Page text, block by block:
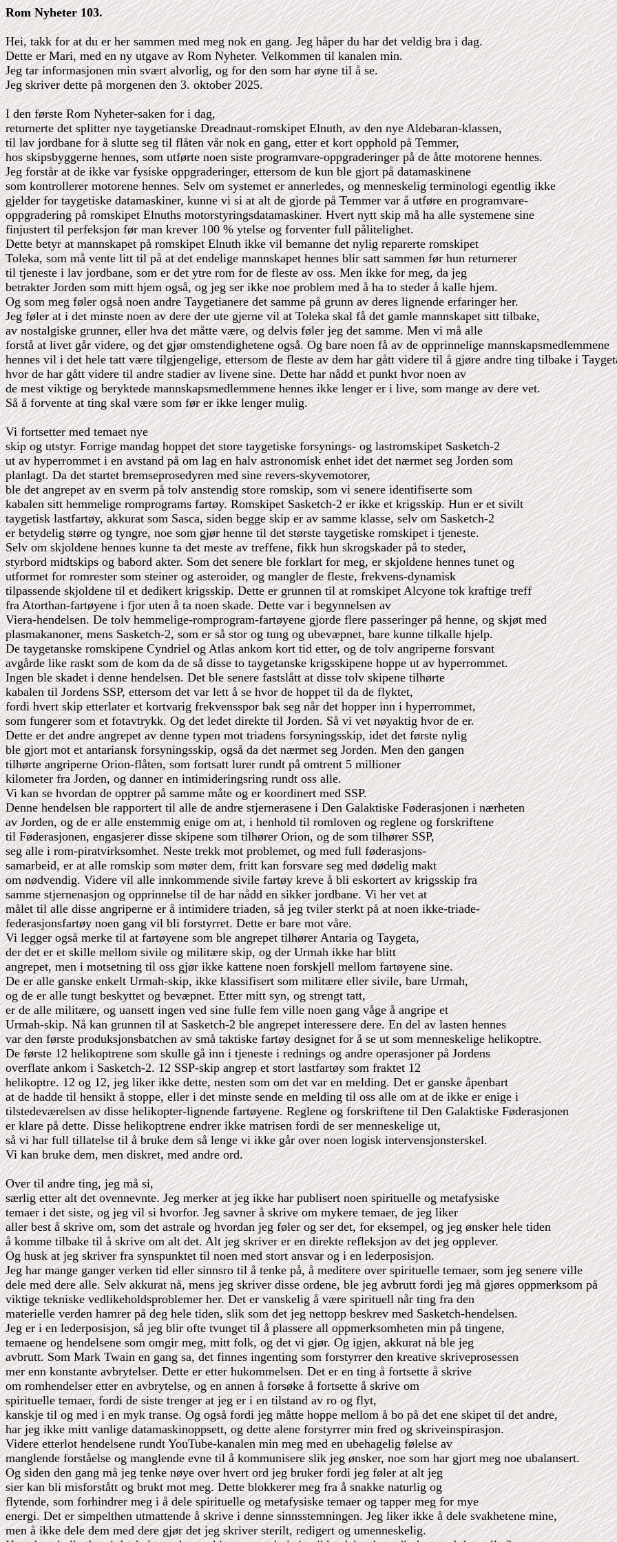
Rom Nyheter 103.
Hei, takk for at du er her sammen med meg nok en gang. Jeg håper du har det veldig bra i dag.
Dette er Mari, med en ny utgave av Rom Nyheter. Velkommen til kanalen min.
Jeg tar informasjonen min svært alvorlig, og for den som har øyne til å se.
Jeg skriver dette på morgenen den 3. oktober 2025.
I den første Rom Nyheter-saken for i dag,
returnerte det splitter nye taygetianske Dreadnaut-romskipet Elnuth, av den nye Aldebaran-klassen,
til lav jordbane for å slutte seg til flåten vår nok en gang, etter et kort opphold på Temmer,
hos skipsbyggerne hennes, som utførte noen siste programvare-oppgraderinger på de åtte motorene hennes.
Jeg forstår at de ikke var fysiske oppgraderinger, ettersom de kun ble gjort på datamaskinene
som kontrollerer motorene hennes. Selv om systemet er annerledes, og menneskelig terminologi egentlig ikke
gjelder for taygetiske datamaskiner, kunne vi si at alt de gjorde på Temmer var å utføre en programvare-
oppgradering på romskipet Elnuths motorstyringsdatamaskiner. Hvert nytt skip må ha alle systemene sine
finjustert til perfeksjon før man krever 100 % ytelse og forventer full pålitelighet.
Dette betyr at mannskapet på romskipet Elnuth ikke vil bemanne det nylig reparerte romskipet
Toleka, som må vente litt til på at det endelige mannskapet hennes blir satt sammen før hun returnerer
til tjeneste i lav jordbane, som er det ytre rom for de fleste av oss. Men ikke for meg, da jeg
betrakter Jorden som mitt hjem også, og jeg ser ikke noe problem med å ha to steder å kalle hjem.
Og som meg føler også noen andre Taygetianere det samme på grunn av deres lignende erfaringer her.
Jeg føler at i det minste noen av dere der ute gjerne vil at Toleka skal få det gamle mannskapet sitt tilbake,
av nostalgiske grunner, eller hva det måtte være, og delvis føler jeg det samme. Men vi må alle
forstå at livet går videre, og det gjør omstendighetene også. Og bare noen få av de opprinnelige mannskapsmedlemmene
hennes vil i det hele tatt være tilgjengelige, ettersom de fleste av dem har gått videre til å gjøre andre ting tilbake i
hvor de har gått videre til andre stadier av livene sine. Dette har nådd et punkt hvor noen av
de mest viktige og beryktede mannskapsmedlemmene hennes ikke lenger er i live, som mange av dere vet.
Så å forvente at ting skal være som før er ikke lenger mulig.
Vi fortsetter med temaet nye
skip og utstyr. Forrige mandag hoppet det store taygetiske forsynings- og lastromskipet Sasketch-2
ut av hyperrommet i en avstand på om lag en halv astronomisk enhet idet det nærmet seg Jorden som
planlagt. Da det startet bremseprosedyren med sine revers-skyvemotorer,
ble det angrepet av en sverm på tolv anstendig store romskip, som vi senere identifiserte som
kabalen sitt hemmelige romprograms fartøy. Romskipet Sasketch-2 er ikke et krigsskip. Hun er et sivilt
taygetisk lastfartøy, akkurat som Sasca, siden begge skip er av samme klasse, selv om Sasketch-2
er betydelig større og tyngre, noe som gjør henne til det største taygetiske romskipet i tjeneste.
Selv om skjoldene hennes kunne ta det meste av treffene, fikk hun skrogskader på to steder,
styrbord midtskips og babord akter. Som det senere ble forklart for meg, er skjoldene hennes tunet og
utformet for romrester som steiner og asteroider, og mangler de fleste, frekvens-dynamisk
tilpassende skjoldene til et dedikert krigsskip. Dette er grunnen til at romskipet Alcyone tok kraftige treff
fra Atorthan-fartøyene i fjor uten å ta noen skade. Dette var i begynnelsen av
Viera-hendelsen. De tolv hemmelige-romprogram-fartøyene gjorde flere passeringer på henne, og skjøt med
plasmakanoner, mens Sasketch-2, som er så stor og tung og ubevæpnet, bare kunne tilkalle hjelp.
De taygetanske romskipene Cyndriel og Atlas ankom kort tid etter, og de tolv angriperne forsvant
avgårde like raskt som de kom da de så disse to taygetanske krigsskipene hoppe ut av hyperrommet.
Ingen ble skadet i denne hendelsen. Det ble senere fastslått at disse tolv skipene tilhørte
kabalen til Jordens SSP, ettersom det var lett å se hvor de hoppet til da de flyktet,
fordi hvert skip etterlater et kortvarig frekvensspor bak seg når det hopper inn i hyperrommet,
som fungerer som et fotavtrykk. Og det ledet direkte til Jorden. Så vi vet nøyaktig hvor de er.
Dette er det andre angrepet av denne typen mot triadens forsyningsskip, idet det første nylig
ble gjort mot et antariansk forsyningsskip, også da det nærmet seg Jorden. Men den gangen
tilhørte angriperne Orion-flåten, som fortsatt lurer rundt på omtrent 5 millioner
kilometer fra Jorden, og danner en intimideringsring rundt oss alle.
Vi kan se hvordan de opptrer på samme måte og er koordinert med SSP.
Denne hendelsen ble rapportert til alle de andre stjernerasene i Den Galaktiske Føderasjonen i nærheten
av Jorden, og de er alle enstemmig enige om at, i henhold til romloven og reglene og forskriftene
til Føderasjonen, engasjerer disse skipene som tilhører Orion, og de som tilhører SSP,
seg alle i rom-piratvirksomhet. Neste trekk mot problemet, og med full føderasjons-
samarbeid, er at alle romskip som møter dem, fritt kan forsvare seg med dødelig makt
om nødvendig. Videre vil alle innkommende sivile fartøy kreve å bli eskortert av krigsskip fra
samme stjernenasjon og opprinnelse til de har nådd en sikker jordbane. Vi her vet at
målet til alle disse angriperne er å intimidere triaden, så jeg tviler sterkt på at noen ikke-triade-
federasjonsfartøy noen gang vil bli forstyrret. Dette er bare mot våre.
Vi legger også merke til at fartøyene som ble angrepet tilhører Antaria og Taygeta,
der det er et skille mellom sivile og militære skip, og der Urmah ikke har blitt
angrepet, men i motsetning til oss gjør ikke kattene noen forskjell mellom fartøyene sine.
De er alle ganske enkelt Urmah-skip, ikke klassifisert som militære eller sivile, bare Urmah,
og de er alle tungt beskyttet og bevæpnet. Etter mitt syn, og strengt tatt,
er de alle militære, og uansett ingen ved sine fulle fem ville noen gang våge å angripe et
Urmah-skip. Nå kan grunnen til at Sasketch-2 ble angrepet interessere dere. En del av lasten hennes
var den første produksjonsbatchen av små taktiske fartøy designet for å se ut som menneskelige helikoptre.
De første 12 helikoptrene som skulle gå inn i tjeneste i rednings og andre operasjoner på Jordens
overflate ankom i Sasketch-2. 12 SSP-skip angrep et stort lastfartøy som fraktet 12
helikoptre. 12 og 12, jeg liker ikke dette, nesten som om det var en melding. Det er ganske åpenbart
at de hadde til hensikt å stoppe, eller i det minste sende en melding til oss alle om at de ikke er enige i
tilstedeværelsen av disse helikopter-lignende fartøyene. Reglene og forskriftene til Den Galaktiske Føderasjonen
er klare på dette. Disse helikoptrene endrer ikke matrisen fordi de ser menneskelige ut,
så vi har full tillatelse til å bruke dem så lenge vi ikke går over noen logisk intervensjonsterskel.
Vi kan bruke dem, men diskret, med andre ord.
Over til andre ting, jeg må si,
særlig etter alt det ovennevnte. Jeg merker at jeg ikke har publisert noen spirituelle og metafysiske
temaer i det siste, og jeg vil si hvorfor. Jeg savner å skrive om mykere temaer, de jeg liker
aller best å skrive om, som det astrale og hvordan jeg føler og ser det, for eksempel, og jeg ønsker hele tiden
å komme tilbake til å skrive om alt det. Alt jeg skriver er en direkte refleksjon av det jeg opplever.
Og husk at jeg skriver fra synspunktet til noen med stort ansvar og i en lederposisjon.
Jeg har mange ganger verken tid eller sinnsro til å tenke på, å meditere over spirituelle temaer, som jeg senere ville
dele med dere alle. Selv akkurat nå, mens jeg skriver disse ordene, ble jeg avbrutt fordi jeg må gjøres oppmerksom på
viktige tekniske vedlikeholdsproblemer her. Det er vanskelig å være spirituell når ting fra den
materielle verden hamrer på deg hele tiden, slik som det jeg nettopp beskrev med Sasketch-hendelsen.
Jeg er i en lederposisjon, så jeg blir ofte tvunget til å plassere all oppmerksomheten min på tingene,
temaene og hendelsene som omgir meg, mitt folk, og det vi gjør. Og igjen, akkurat nå ble jeg
avbrutt. Som Mark Twain en gang sa, det finnes ingenting som forstyrrer den kreative skriveprosessen
mer enn konstante avbrytelser. Dette er etter hukommelsen. Det er en ting å fortsette å skrive
om romhendelser etter en avbrytelse, og en annen å forsøke å fortsette å skrive om
spirituelle temaer, fordi de siste trenger at jeg er i en tilstand av ro og flyt,
kanskje til og med i en myk transe. Og også fordi jeg måtte hoppe mellom å bo på det ene skipet til det andre,
har jeg ikke mitt vanlige datamaskinoppsett, og dette alene forstyrrer min fred og skriveinspirasjon.
Videre etterlot hendelsene rundt YouTube-kanalen min meg med en ubehagelig følelse av
manglende forståelse og manglende evne til å kommunisere slik jeg ønsker, noe som har gjort meg noe ubalansert.
Og siden den gang må jeg tenke nøye over hvert ord jeg bruker fordi jeg føler at alt jeg
sier kan bli misforstått og brukt mot meg. Dette blokkerer meg fra å snakke naturlig og
flytende, som forhindrer meg i å dele spirituelle og metafysiske temaer og tapper meg for mye
energi. Det er simpelthen utmattende å skrive i denne sinnsstemningen. Jeg liker ikke å dele svakhetene mine,
men å ikke dele dem med dere gjør det jeg skriver sterilt, redigert og umenneskelig.